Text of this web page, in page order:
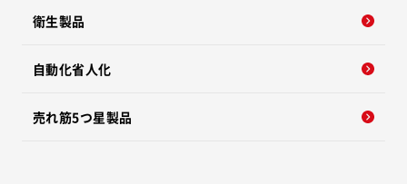
衛生製品
自動化省人化
売れ筋5つ星製品